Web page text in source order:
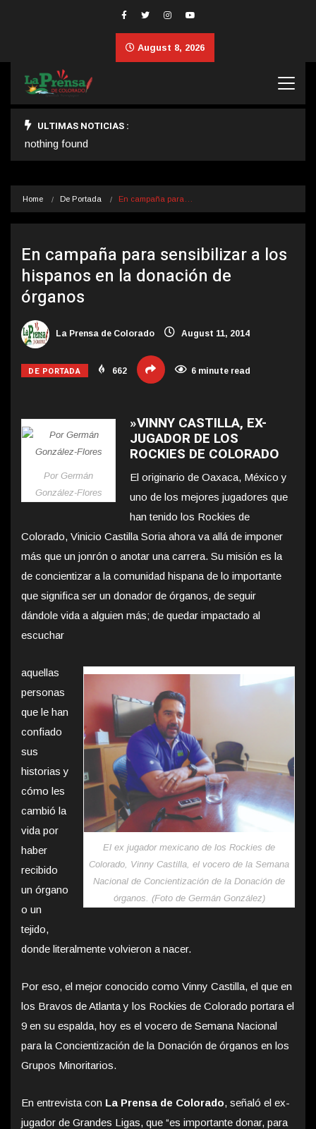
August 8, 2026
ULTIMAS NOTICIAS :
nothing found
Home De Portada En campaña para…
En campaña para sensibilizar a los
hispanos en la donación de
órganos
La Prensa de Colorado August 11, 2014
DE PORTADA 662 6 minute read
Por Germán
González-Flores
»VINNY CASTILLA, EX-
JUGADOR DE LOS
ROCKIES DE COLORADO
El originario de Oaxaca, México y
uno de los mejores jugadores que
han tenido los Rockies de
Colorado, Vinicio Castilla Soria ahora va allá de imponer
más que un jonrón o anotar una carrera. Su misión es la
de concientizar a la comunidad hispana de lo importante
que significa ser un donador de órganos, de seguir
dándole vida a alguien más; de quedar impactado al
escuchar
El ex jugador mexicano de los Rockies de
Colorado, Vinny Castilla, el vocero de la Semana
Nacional de Concientización de la Donación de
órganos. (Foto de Germán González)
aquellas
personas
que le han
confiado
sus
historias y
cómo les
cambió la
vida por
haber
recibido
un órgano
o un
tejido,
donde literalmente volvieron a nacer.
Por eso, el mejor conocido como Vinny Castilla, el que en
los Bravos de Atlanta y los Rockies de Colorado portara el
9 en su espalda, hoy es el vocero de Semana Nacional
para la Concientización de la Donación de órganos en los
Grupos Minoritarios.
En entrevista con La Prensa de Colorado, señaló el ex-
jugador de Grandes Ligas, que “es importante donar, para